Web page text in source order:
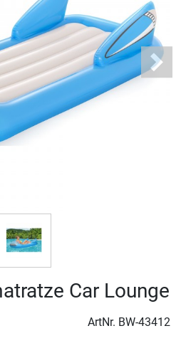
Next
Car Lounge
ArtNr. BW-43412